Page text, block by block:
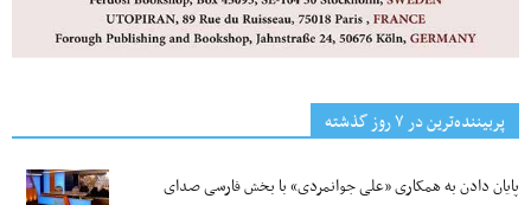
پربیننده‌ترین‌ در ۷ روز گذشته
پایان دادن به همکاری «علی جوانمردی» با بخش فارسی صدای